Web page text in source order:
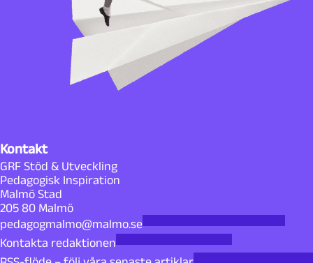
Kontakt
GRF Stöd & Utveckling
Pedagogisk Inspiration
Malmö Stad
205 80 Malmö
pedagogmalmo@malmo.se
Kontakta redaktionen